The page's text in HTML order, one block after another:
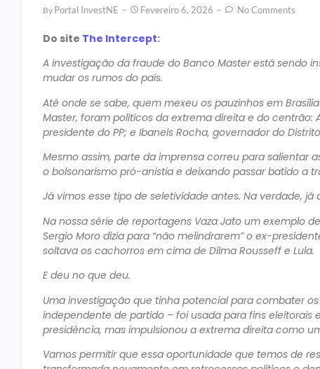
By Portal InvestNE Fevereiro 6, 2026 No Comments
Do site The Intercept:
A investigação da fraude do Banco Master está sendo
mudar os rumos do país.
Até onde se sabe, quem mexeu os pauzinhos em
Master, foram políticos da extrema direita e do centrão:
presidente do PP; e Ibaneis Rocha, governador do
Mesmo assim, parte da imprensa correu para salientar
o bolsonarismo pró-anistia e deixando passar batido a
Já vimos esse tipo de seletividade antes. Na verdade, já
Na nossa série de reportagens Vaza Jato um exemplo
Sergio Moro dizia para “não melindrarem” o ex-
soltava os cachorros em cima de Dilma Rousseff e Lula.
E deu no que deu.
Uma investigação que tinha potencial para combater
independente de partido – foi usada para fins
presidência, mas impulsionou a extrema direita como
Vamos permitir que essa oportunidade que temos de